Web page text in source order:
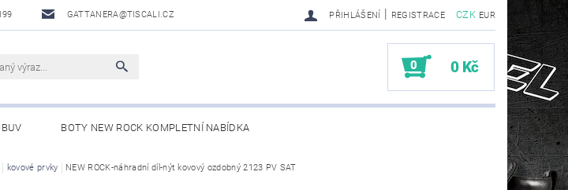
GATTANERA@TISCALI.CZ CZK EUR
PŘIHLÁŠENÍ | REGISTRACE
0 0 Kč
BOTY NEW ROCK KOMPLETNÍ NABÍDKA
BELTS /WESTERNOVÉ OPASKY/ BOTY SENDRA-SENDRA HANDMADE BIKER BOOTS
kovové prvky NEW ROCK-náhradní díl-nýt kovový ozdobný 2123 PV SAT